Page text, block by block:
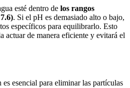
esté dentro de los rangos
. Si el pH es demasiado alto o bajo,
específicos para equilibrarlo. Esto
actuar de manera eficiente y evitará el
esencial para eliminar las partículas